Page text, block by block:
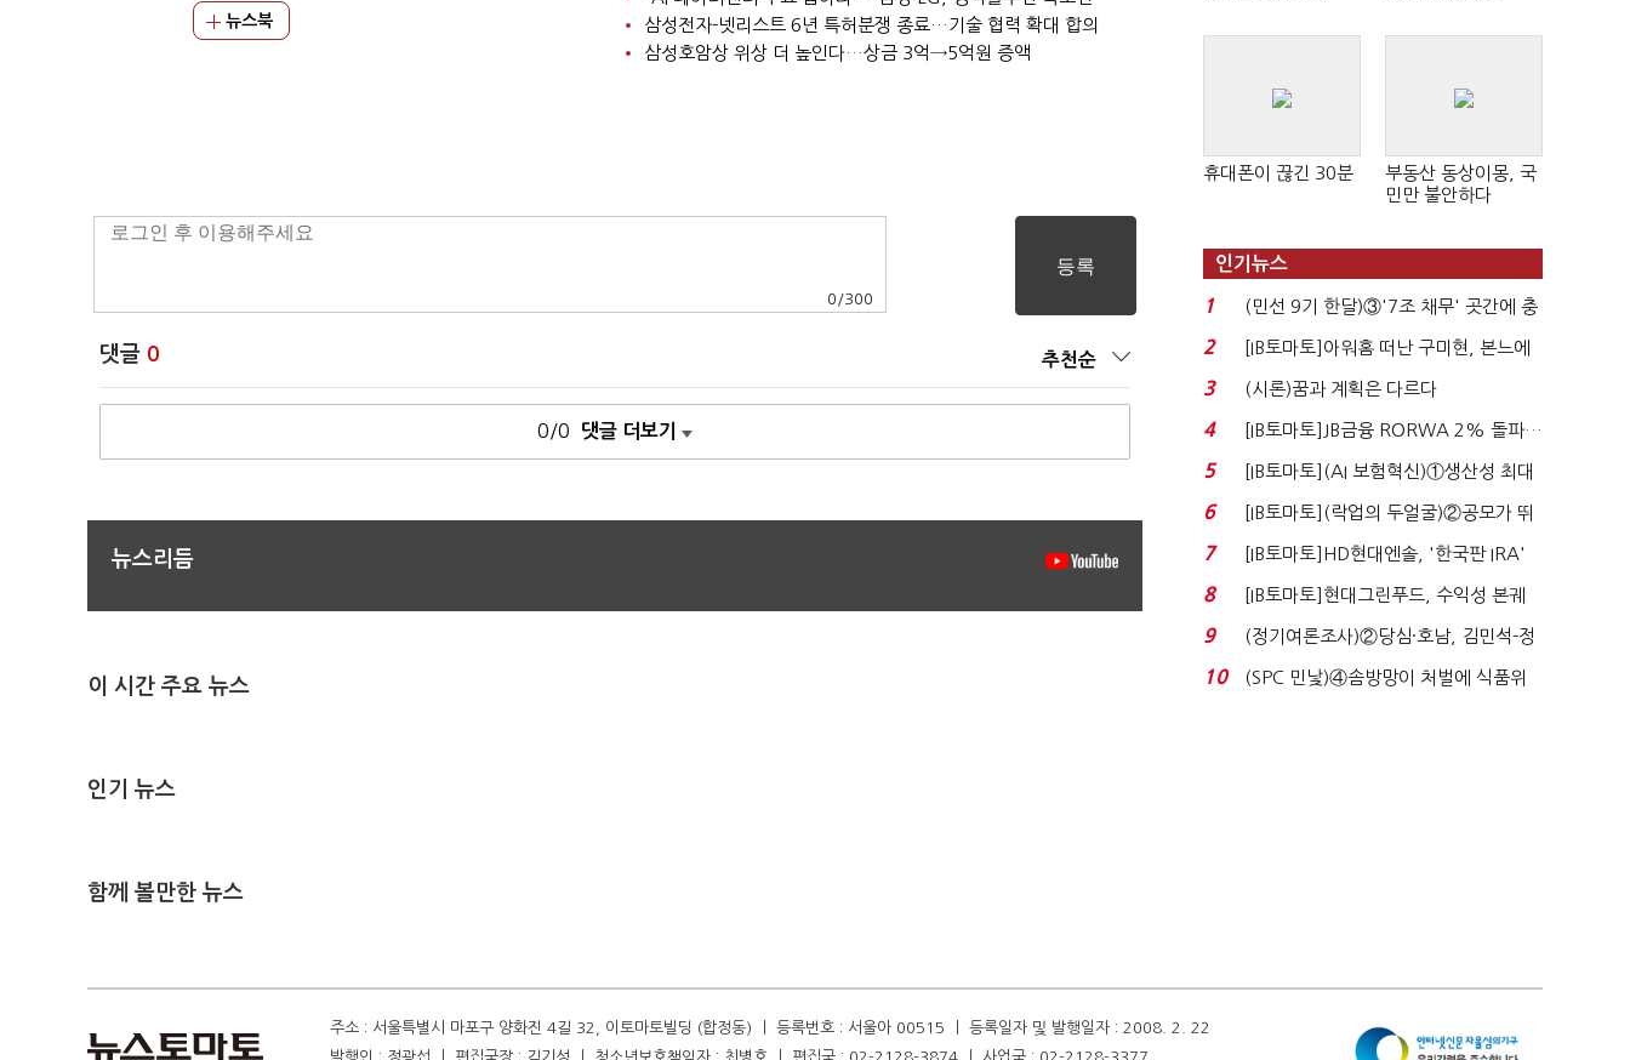
뉴스북
삼성전자-넷리스트 6년 특허분쟁 종료…기술 협력 확대 합의
삼성호암상 위상 더 높인다…상금 3억→5억원 증액
0 /300
댓글 0 추천순
0/0 댓글 더보기
뉴스리듬
이 시간 주요 뉴스
인기 뉴스
함께 볼만한 뉴스
휴대폰이 끊긴 30분
부동산 동상이몽, 국
민만 불안하다
인기뉴스
1
(민선 9기 한달)③'7조 채무' 곳간에 충
격…추미애, 20년...
2
[IB토마토]아워홈 떠난 구미현, 본느에
340억 베팅…가...
3 (시론)꿈과 계획은 다르다
4
[IB토마토]JB금융 RORWA 2% 돌파…
실적 견인은 은행 ...
5
[IB토마토](AI 보험혁신)①생산성 최대
80% 개선…현실...
6
[IB토마토](락업의 두얼굴)②공모가 뛰
자 첫날 매도…FI ...
7
[IB토마토]HD현대엔솔, '한국판 IRA'
수혜 부상…세액공...
8
[IB토마토]현대그린푸드, 수익성 본궤
도…실적 개선에 ...
9
(정기여론조사)②당심·호남, 김민석-정
청래 '초접전'...
10
(SPC 민낯)④솜방망이 처벌에 식품위
주소 : 서울특별시 마포구 양화진 4길 32, 이토마토빌딩 (합정동) ㅣ 등록번호 : 서울아 00515 ㅣ 등록일자 및 발행일자 : 2008. 2. 22